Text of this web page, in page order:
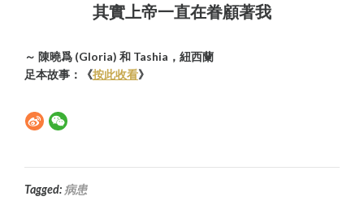
其實上帝一直在眷顧著我
～ 陳曉爲 (Gloria) 和 Tashia，紐西蘭
足本故事：《按此收看》
Tagged: 病患